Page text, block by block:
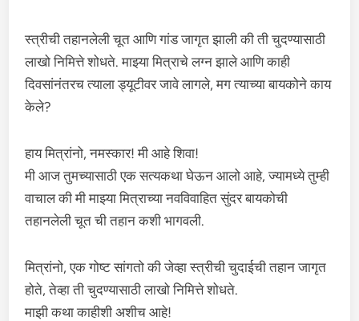
स्त्रीची तहानलेली चूत आणि गांड जागृत झाली की ती चुदण्यासाठी
लाखो निमित्ते शोधते. माझ्या मित्राचे लग्न झाले आणि काही
दिवसांनंतरच त्याला ड्यूटीवर जावे लागले, मग त्याच्या बायकोने काय
केले?
हाय मित्रांनो, नमस्कार! मी आहे शिवा!
मी आज तुमच्यासाठी एक सत्यकथा घेऊन आलो आहे, ज्यामध्ये तुम्ही
वाचाल की मी माझ्या मित्राच्या नवविवाहित सुंदर बायकोची
तहानलेली चूत ची तहान कशी भागवली.
मित्रांनो, एक गोष्ट सांगतो की जेव्हा स्त्रीची चुदाईची तहान जागृत
होते, तेव्हा ती चुदण्यासाठी लाखो निमित्ते शोधते.
माझी कथा काहीशी अशीच आहे!